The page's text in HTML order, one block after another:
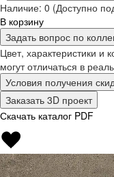
Наличие: 0 (Доступно
В корзину
Задать вопрос по
Цвет, характеристики и
могут отличаться в
Условия получения
Заказать 3D проект
Скачать каталог PDF